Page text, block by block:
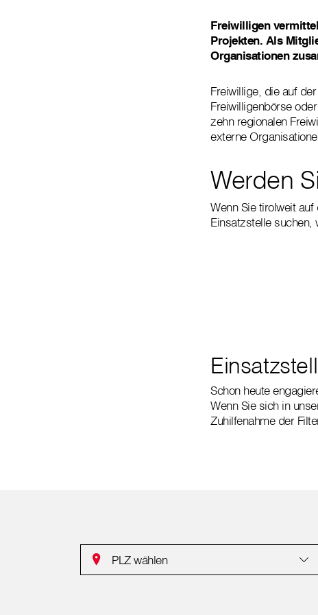
Freiwilligen
Projekten. Als
Organisationen
Freiwillige, die auf
Freiwilligenbörse
zehn regionalen
externe
Werden
Wenn Sie tirolweit
Einsatzstelle suchen,
Schon heute
Wenn Sie sich in
Zuhilfenahme der
PLZ wählen